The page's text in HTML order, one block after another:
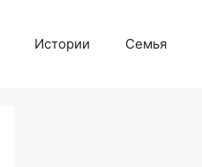
Истории Семья